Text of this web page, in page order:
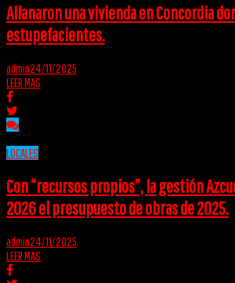
Allanaron una vivienda en Concordia
estupefacientes.
admin24/11/2025
LEER MAS
LOCALES
Con “recursos propios”, la gestión
2026 el presupuesto de obras de 2025.
admin24/11/2025
LEER MAS